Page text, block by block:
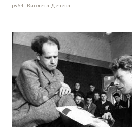
ps64. Виолета Дечева